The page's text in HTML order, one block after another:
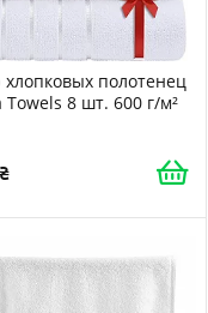
хлопковых полотенец
Towels 8 шт. 600 г/м²